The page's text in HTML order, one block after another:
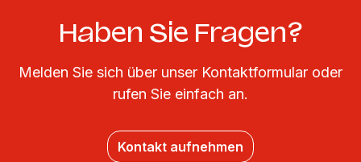
Haben Sie Fragen?
Melden Sie sich über unser Kontaktformular oder
rufen Sie einfach an.
Kontakt aufnehmen